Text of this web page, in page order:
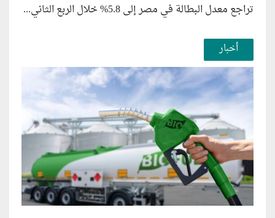
تراجع معدل البطالة في مصر إلى 5.8% خلال الربع الثاني...
أخبار